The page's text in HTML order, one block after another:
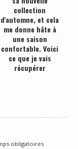
collection
d'automne, et cela
me donne hâte à
une saison
confortable. Voici
ce que je vais
récupérer
obligatoires